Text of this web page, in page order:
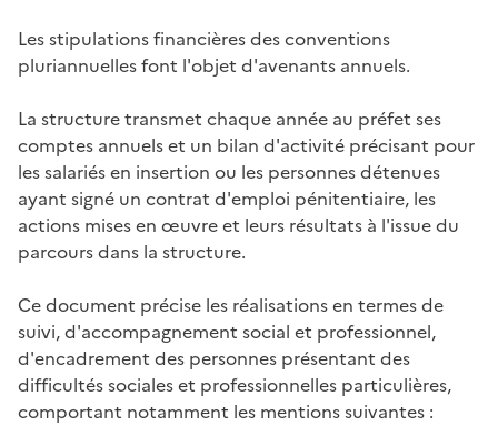
Les stipulations financières des conventions
pluriannuelles font l'objet d'avenants annuels.
La structure transmet chaque année au préfet ses
comptes annuels et un bilan d'activité précisant pour
les salariés en insertion ou les personnes détenues
ayant signé un contrat d'emploi pénitentiaire, les
actions mises en œuvre et leurs résultats à l'issue du
parcours dans la structure.
Ce document précise les réalisations en termes de
suivi, d'accompagnement social et professionnel,
d'encadrement des personnes présentant des
difficultés sociales et professionnelles particulières,
comportant notamment les mentions suivantes :